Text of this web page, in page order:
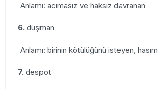
Anlamı: acımasız ve haksız davranan
6. düşman
Anlamı: birinin kötülüğünü isteyen, hasım
7. despot